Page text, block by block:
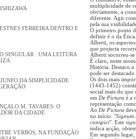
FERREIRA DENTRO E
SINGULAR : UMA LEITURA
DA SIMPLICIDADE
M. TAVARES: O
DA CIDADE
VERBOS, NA FUNDAÇÃO
multiplicidade de
obviamente, a
diferente. Agir
pela sua
O primeiro ponto
definir é o da
Alberti, os
que projecta
Alberti socorreu-
É claro, neste
História. Destaco
pode ser
Os dois mais
(1443-1452)
social mais do que
em De Pictura é a
representação
Ao De Pictura
no início: "Signum
conspici". Este
indica acção,
Em segundo